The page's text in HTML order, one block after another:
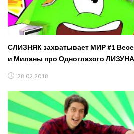
СЛИЗНЯК захватывает МИР #1
и Миланы про Одноглазого ЛИЗУНА
28.02.2018